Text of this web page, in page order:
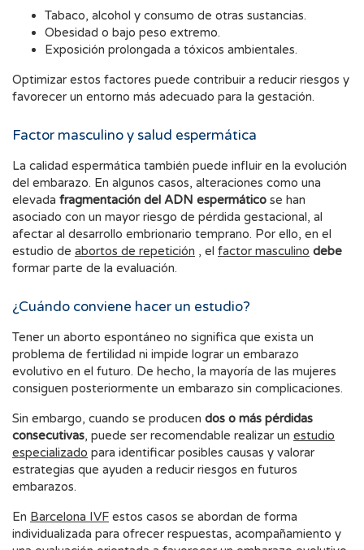
Tabaco, alcohol y consumo de otras sustancias.
Obesidad o bajo peso extremo.
Exposición prolongada a tóxicos ambientales.
Optimizar estos factores puede contribuir a reducir riesgos y
favorecer un entorno más adecuado para la gestación.
Factor masculino y salud espermática
La calidad espermática también puede influir en la evolución
del embarazo. En algunos casos, alteraciones como una
elevada fragmentación del ADN espermático se han
asociado con un mayor riesgo de pérdida gestacional, al
afectar al desarrollo embrionario temprano. Por ello, en el
estudio de abortos de repetición , el factor masculino debe
formar parte de la evaluación.
¿Cuándo conviene hacer un estudio?
Tener un aborto espontáneo no significa que exista un
problema de fertilidad ni impide lograr un embarazo
evolutivo en el futuro. De hecho, la mayoría de las mujeres
consiguen posteriormente un embarazo sin complicaciones.
Sin embargo, cuando se producen dos o más pérdidas
consecutivas, puede ser recomendable realizar un estudio
especializado para identificar posibles causas y valorar
estrategias que ayuden a reducir riesgos en futuros
embarazos.
En Barcelona IVF
individualizada para ofrecer respuestas, acompañamiento y